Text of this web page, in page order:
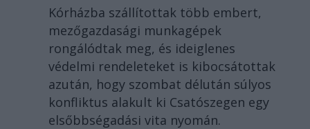
Kórházba szállítottak több embert,
mezőgazdasági munkagépek
rongálódtak meg, és ideiglenes
védelmi rendeleteket is kibocsátottak
azután, hogy szombat délután súlyos
konfliktus alakult ki Csatószegen egy
elsőbbségadási vita nyomán.